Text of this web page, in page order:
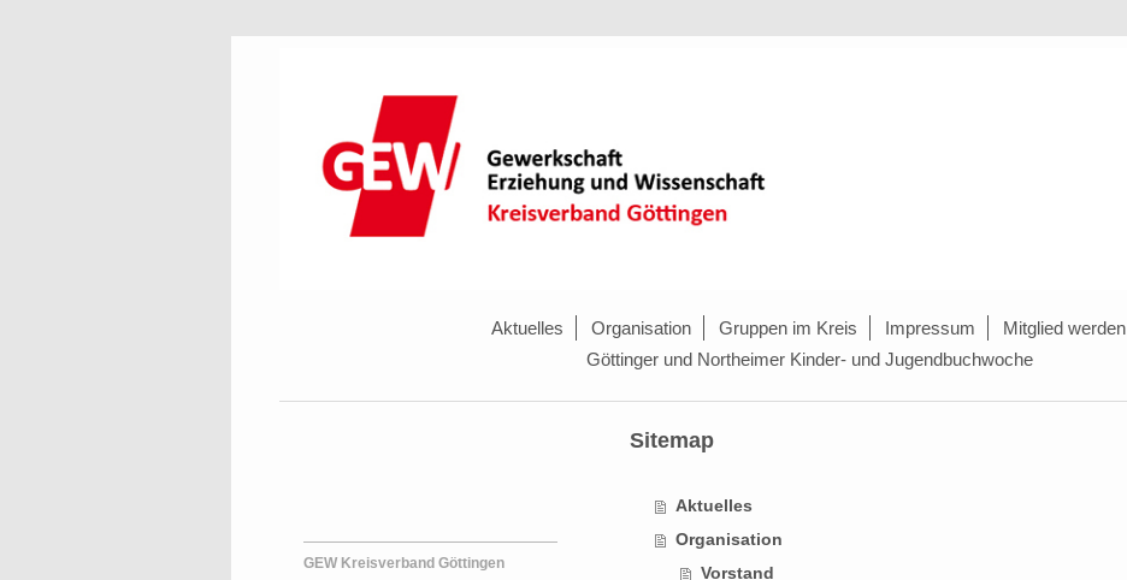
Aktuelles Organisation Gruppen im Kreis Impressum
Mitglied werden
Göttinger und Northeimer Kinder- und Jugendbuchwoche
Sitemap
Aktuelles
Organisation
Vorstand
GEW Kreisverband Göttingen